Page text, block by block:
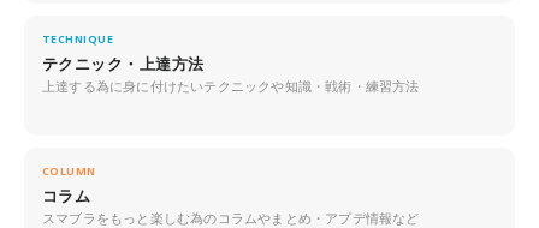
TECHNIQUE
テクニック・上達方法
上達する為に身に付けたいテクニックや知識・戦術・練習方法
COLUMN
コラム
スマブラをもっと楽しむ為のコラムやまとめ・アプデ情報など